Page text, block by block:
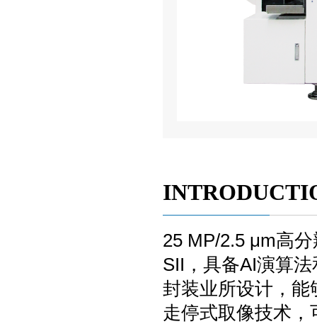
25 MP/2.5 μm高
SII，具备AI演算
封装业所设计，能
走停式取像技术